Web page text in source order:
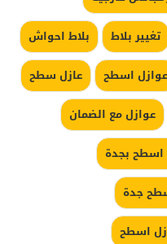
تغيير بلاط
بلاط احواش
عوازل اسطح
عازل سطح
عوازل مع الضمان
بجدة
جدة
اسطح